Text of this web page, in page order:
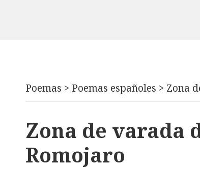
Poemas > Poemas españoles > Zona
Zona de varada
Romojaro